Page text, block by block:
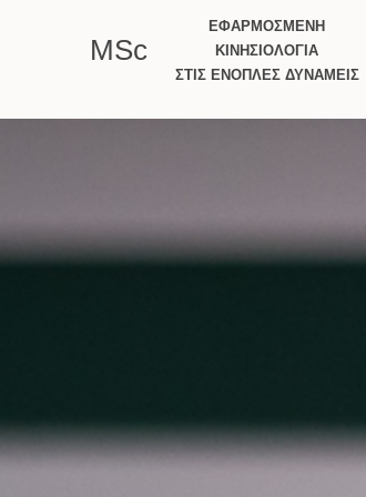
MSc
ΕΦΑΡΜΟΣΜΕΝΗ
ΚΙΝΗΣΙΟΛΟΓΙΑ
ΣΤΙΣ ΕΝΟΠΛΕΣ ΔΥΝΑΜΕΙΣ